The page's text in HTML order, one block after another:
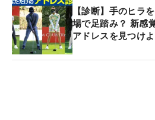
【診断】手のヒラ
場で足踏み？ 新感
アドレスを見つけよ